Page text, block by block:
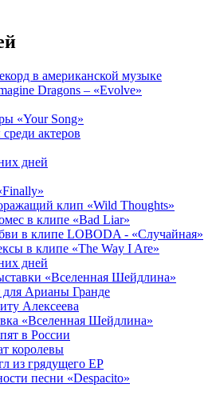
в американской музыке
Dragons – «Evolve»
«Your Song»
актеров
дней
клип «Wild Thoughts»
в клипе «Bad Liar»
в клипе LOBODA - «Случайная»
в клипе «The Way I Are»
дней
«Вселенная Шейдлина»
Арианы Гранде
Алексеева
«Вселенная Шейдлина»
в России
королевы
из грядущего EP
песни «Despacito»